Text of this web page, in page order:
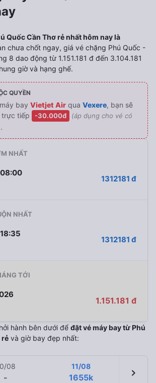
Quốc Cần Thơ rẻ nhất hôm nay là
chưa chốt ngay, giá vé chặng Phú Quốc -
8 dao động từ 1.151.181 đ đến 3.104.181
giờ và hạng ghế.
QUYỀN
bay Vietjet Air qua Vexere, bạn sẽ
tiếp
-30.000đ
(áp dụng cho vé có
.
NHẤT
08:00
1312181 đ
NHẤT
1312181 đ
TỚI
1.151.181 đ
hành bên dưới để đặt vé máy bay từ Phú
rẻ và giờ bay đẹp nhất:
08
-
11/08
1655k chevron_right